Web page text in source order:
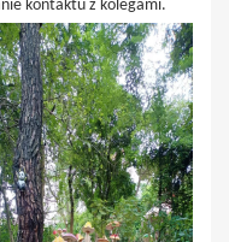
kontaktu z kolegami.